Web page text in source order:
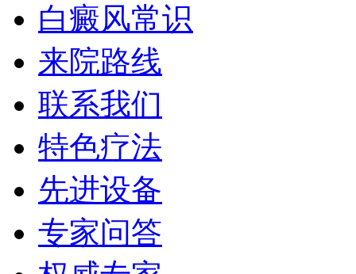
白癜风常识
来院路线
联系我们
特色疗法
先进设备
专家问答